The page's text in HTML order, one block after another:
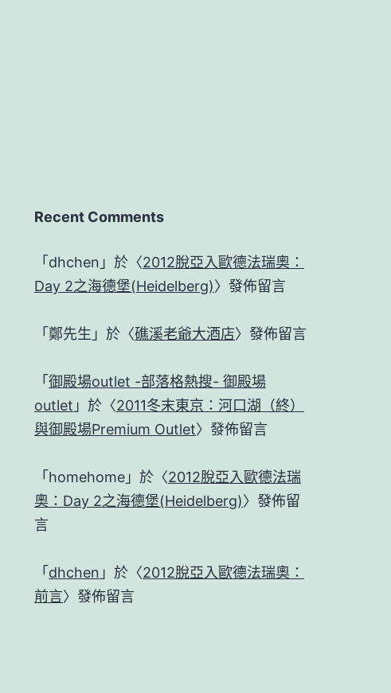
Recent Comments
「 dhchen 」於〈2012脫亞入歐德法瑞奧：
Day 2之海德堡(Heidelberg)〉發佈留言
「 鄭先生 」於〈礁溪老爺大酒店〉發佈留言
「 御殿場outlet -部落格熱搜- 御殿場
outlet 」於〈2011冬末東京：河口湖（終）
與御殿場Premium Outlet〉發佈留言
「 homehome 」於〈2012脫亞入歐德法瑞
奧：Day 2之海德堡(Heidelberg)〉發佈留
言
「 dhchen 」於〈2012脫亞入歐德法瑞奧：
前言〉發佈留言